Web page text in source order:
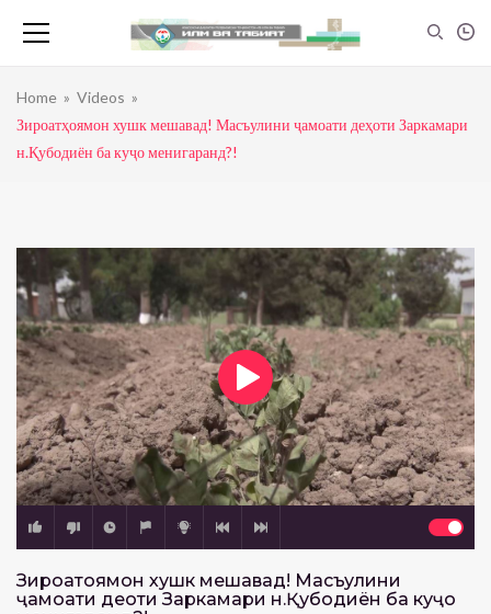
Home » Videos »
Зироатҳоямон хушк мешавад! Масъулини ҷамоати деҳоти Заркамари
н.Қубодиён ба куҷо менигаранд?!
Зироатҳоямон хушк мешавад! Масъулини
ҷамоати деҳоти Заркамари н.Қубодиён ба куҷо